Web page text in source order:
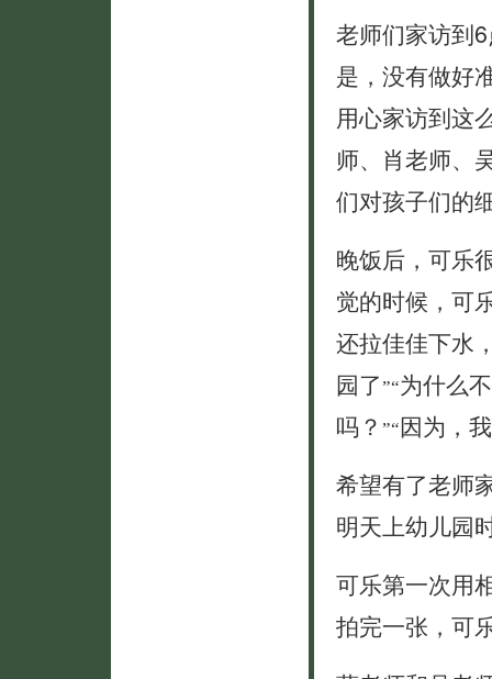
老师们家访到
是，没有做好
用心家访到这
师、肖老师、
们对孩子们的
晚饭后，可乐
觉的时候，可
还拉佳佳下水
园了”“为什么
吗？ ”“因为，
希望有了老师
明天上幼儿园
可乐第一次用
拍完一张，可